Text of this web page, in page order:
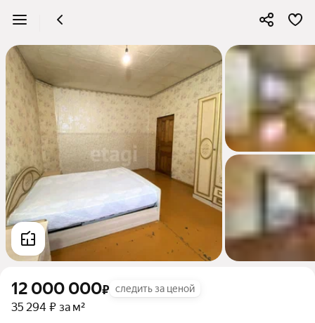
12 000 000₽ следить за ценой
35 294 ₽ за м²